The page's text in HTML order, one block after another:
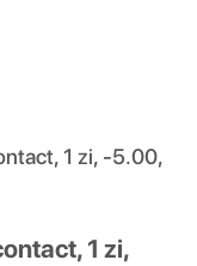
1 zi, -5.00,
1 zi,